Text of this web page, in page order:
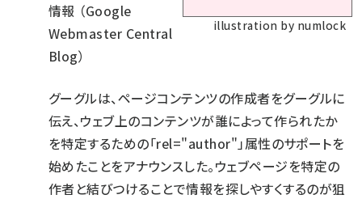
illustration by numlock
情報 （Google
Webmaster Central
Blog）
グーグルは、ページコンテンツの作成者をグーグルに
伝え、ウェブ上のコンテンツが誰によって作られたか
を特定するための「rel="author"」属性のサポートを
始めたことをアナウンスした。ウェブページを特定の
作者と結びつけることで情報を探しやすくするのが狙